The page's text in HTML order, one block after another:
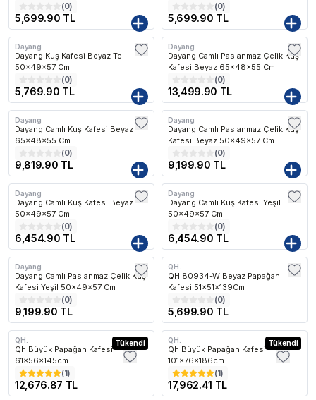
(0)
5,699.90 TL
(0)
5,699.90 TL
Dayang
Dayang Kuş Kafesi Beyaz Tel
50x49x57 Cm
(0)
5,769.90 TL
Dayang
Dayang Camlı Paslanmaz Çelik Kuş
Kafesi Beyaz 65x48x55 Cm
(0)
13,499.90 TL
Dayang
Dayang Camlı Kuş Kafesi Beyaz
65x48x55 Cm
(0)
9,819.90 TL
Dayang
Dayang Camlı Paslanmaz Çelik Kuş
Kafesi Beyaz 50x49x57 Cm
(0)
9,199.90 TL
Dayang
Dayang Camlı Kuş Kafesi Beyaz
50x49x57 Cm
(0)
6,454.90 TL
Dayang
Dayang Camlı Kuş Kafesi Yeşil
50x49x57 Cm
(0)
6,454.90 TL
Dayang
Dayang Camlı Paslanmaz Çelik Kuş
Kafesi Yeşil 50x49x57 Cm
(0)
9,199.90 TL
Kargo Bedava
QH.
QH 80934-W Beyaz Papağan
Kafesi 51x51x139Cm
(0)
5,699.90 TL
Kargo Bedava Tükendi
QH.
Qh Büyük Papağan Kafesi
61x56x145cm
(1)
12,676.87 TL
Kargo Bedava Tükendi
QH.
Qh Büyük Papağan Kafesi
101x76x186cm
(1)
17,962.41 TL